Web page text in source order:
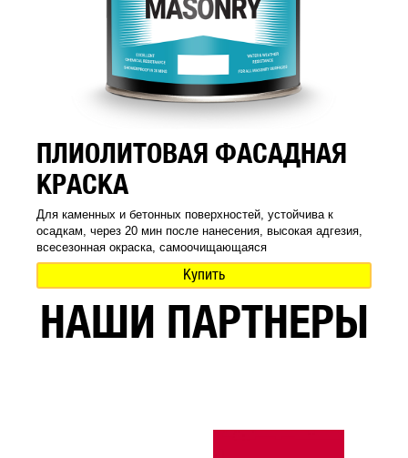
ПЛИОЛИТОВАЯ ФАСАДНАЯ
КРАСКА
Для каменных и бетонных поверхностей, устойчива к
осадкам, через 20 мин после нанесения, высокая адгезия,
всесезонная окраска, самоочищающаяся
Купить
НАШИ ПАРТНЕРЫ